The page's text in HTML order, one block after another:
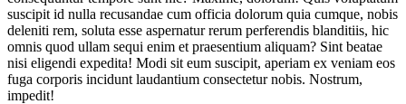
suscipit id nulla recusandae cum officia dolorum quia cumque, nobis
deleniti rem, soluta esse aspernatur rerum perferendis blanditiis, hic
omnis quod ullam sequi enim et praesentium aliquam? Sint beatae
nisi eligendi expedita! Modi sit eum suscipit, aperiam ex veniam eos
fuga corporis incidunt laudantium consectetur nobis. Nostrum,
impedit!